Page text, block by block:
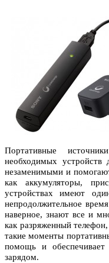
Портативные
необходимых устройств
незаменимыми и
как аккумуляторы,
устройствах имеют
непродолжительное
наверное, знают все и
как разряженный
такие моменты
помощь и
зарядом.